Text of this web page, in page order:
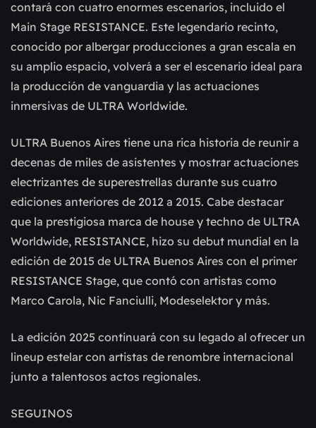
contará con cuatro enormes escenarios, incluido el
Main Stage RESISTANCE. Este legendario recinto,
conocido por albergar producciones a gran escala en
su amplio espacio, volverá a ser el escenario ideal para
la producción de vanguardia y las actuaciones
inmersivas de ULTRA Worldwide.
ULTRA Buenos Aires tiene una rica historia de reunir a
decenas de miles de asistentes y mostrar actuaciones
electrizantes de superestrellas durante sus cuatro
ediciones anteriores de 2012 a 2015. Cabe destacar
que la prestigiosa marca de house y techno de ULTRA
Worldwide, RESISTANCE, hizo su debut mundial en la
edición de 2015 de ULTRA Buenos Aires con el primer
RESISTANCE Stage, que contó con artistas como
Marco Carola, Nic Fanciulli, Modeselektor y más.
La edición 2025 continuará con su legado al ofrecer un
lineup estelar con artistas de renombre internacional
junto a talentosos actos regionales.
SEGUINOS